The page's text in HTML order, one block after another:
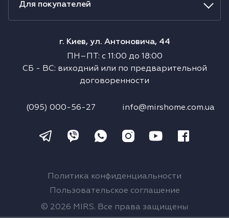
Для покупателей
г. Киев, ул. Антоновича, 44
ПН–ПТ : с11:00 до 18:00
СБ - ВС: виходний или по предварительной
договоренности
info@mirshome.com.ua
(095) 000-56-27
Политика конфиденциальности
Пользовательское соглашение
© 2026 MIRS. Все права защищены